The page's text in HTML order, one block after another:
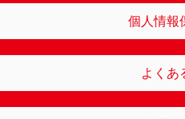
個人情報
よくあ